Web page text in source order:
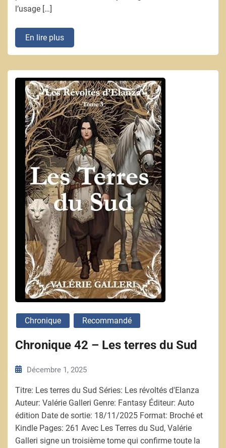
l’usage […]
En lire plus
Chronique Recommandé
Chronique 42 – Les terres du Sud
Décembre 1, 2025
Titre: Les terres du Sud Séries: Les révoltés d'Elanza
Auteur: Valérie Galleri Genre: Fantasy Éditeur: Auto
édition Date de sortie: 18/11/2025 Format: Broché et
Kindle Pages: 261 Avec Les Terres du Sud, Valérie
Galleri signe un troisième tome qui confirme toute la